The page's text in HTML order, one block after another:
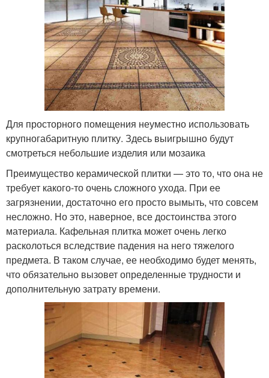
Для просторного помещения неуместно использовать
крупногабаритную плитку. Здесь выигрышно будут
смотреться небольшие изделия или мозаика
Преимущество керамической плитки — это то, что она не
требует какого-то очень сложного ухода. При ее
загрязнении, достаточно его просто вымыть, что совсем
несложно. Но это, наверное, все достоинства этого
материала. Кафельная плитка может очень легко
расколоться вследствие падения на него тяжелого
предмета. В таком случае, ее необходимо будет менять,
что обязательно вызовет определенные трудности и
дополнительную затрату времени.